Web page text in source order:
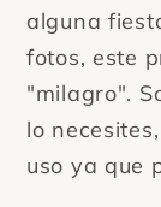
alguna
fotos, este
"milagro".
lo
uso ya que